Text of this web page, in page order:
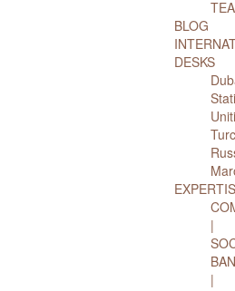
BLOG
DESKS
Stati
Uniti
|
|